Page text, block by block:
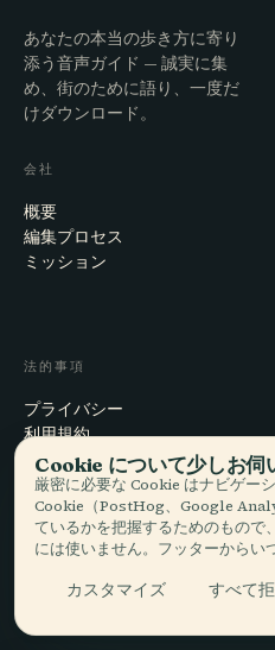
あなたの本当の歩き方に寄り
添う音声ガイド — 誠実に集
め、街のために語り、一度だ
けダウンロード。
会社
概要
編集プロセス
ミッション
法的事項
プライバシー
利用規約
Cookie設定
アカウント削除
© 2026 Audiala · スイス・モルジュ
EN · FR · DE · ES
Cookie について少しお伺
厳密に必要な Cookie はナビゲー
Cookie（PostHog、Google
ているかを把握するためのもので
には使いません。フッターからい
カスタマイズ すべて